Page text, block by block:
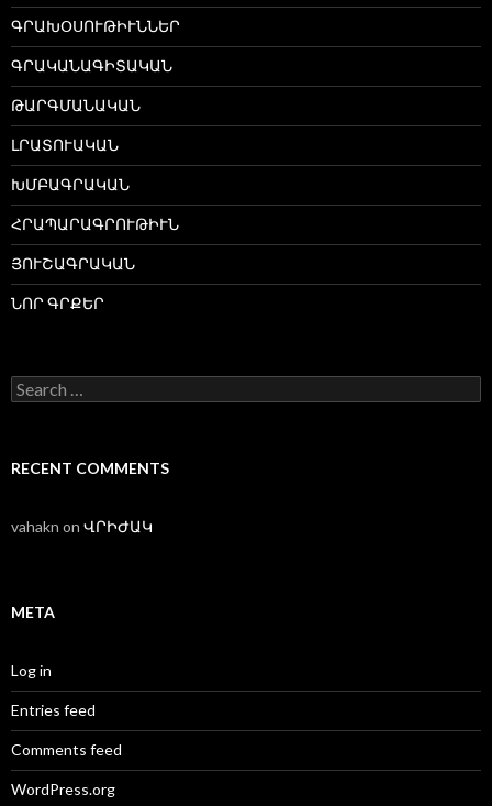
ԳՐԱԽՕՍՈՒԹԻՒՆՆԵՐ
ԳՐԱԿԱՆԱԳԻՏԱԿԱՆ
ԹԱՐԳՄԱՆԱԿԱՆ
ԼՐԱՏՈՒԱԿԱՆ
ԽՄԲԱԳՐԱԿԱՆ
ՀՐԱՊԱՐԱԳՐՈՒԹԻՒՆ
ՅՈՒՇԱԳՐԱԿԱՆ
ՆՈՐ ԳՐՔԵՐ
Search
for:
RECENT COMMENTS
vahakn on ՎՐԻԺԱԿ
META
Log in
Entries feed
Comments feed
WordPress.org